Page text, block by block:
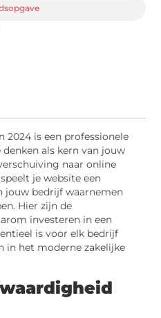
2024 is een professionele
als kern van jouw
naar online
je website een
jouw bedrijf waarnemen
Hier zijn de
investeren in een
is voor elk bedrijf
in het moderne zakelijke